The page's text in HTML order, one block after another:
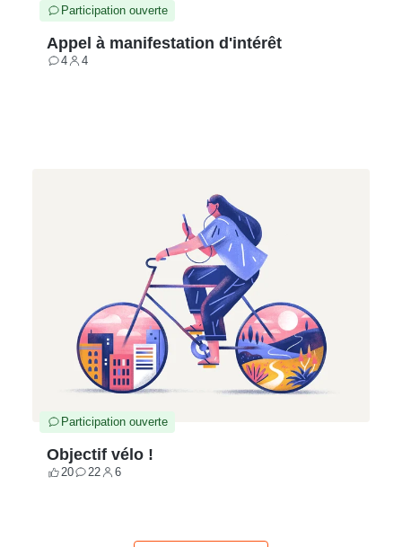
Participation ouverte
Appel à manifestation d'intérêt
4
Contributions
4
Participants
Participation ouverte
Objectif vélo !
20
Votes 22
Contributions
6
Participants